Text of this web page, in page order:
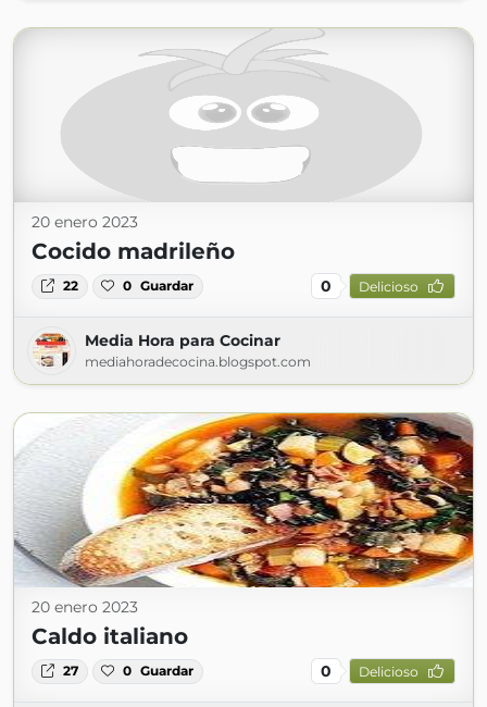
20 enero 2023
Cocido madrileño
22 0 Guardar 0 Delicioso
Media Hora para Cocinar
mediahoradecocina.blogspot.com
20 enero 2023
Caldo italiano
27 0 Guardar 0 Delicioso